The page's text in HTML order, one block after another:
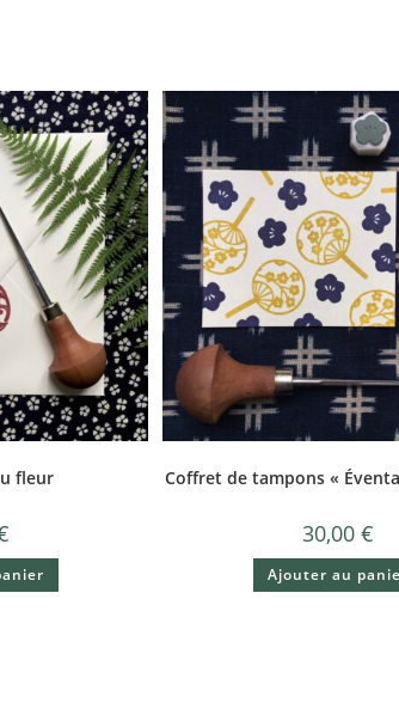
fleur Coffret de tampons «
30,00 €
Ajouter au